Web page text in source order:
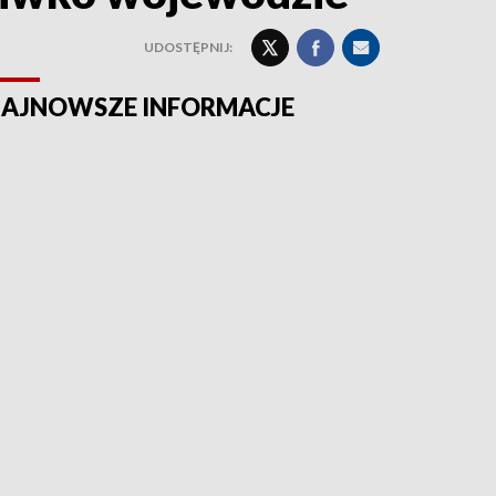
UDOSTĘPNIJ:
INFORMACJE